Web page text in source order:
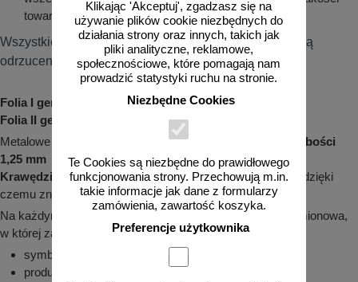
Klikając 'Akceptuj', zgadzasz się na
używanie plików cookie niezbędnych do
działania strony oraz innych, takich jak
pliki analityczne, reklamowe,
społecznościowe, które pomagają nam
prowadzić statystyki ruchu na stronie.
Niezbędne Cookies
Te Cookies są niezbędne do prawidłowego
funkcjonowania strony. Przechowują m.in.
takie informacje jak dane z formularzy
zamówienia, zawartość koszyka.
Preferencje użytkownika
towaru.
Wszystkie odstępstwa od niniejszej instrukcji powodują
odrzucenie reklamacji.
Folia I generacji (typ I) - 7 lat gwarancji!
Folia II generacji (typ II) - 10 lat gwarancji!
Metalowe znaki drogowe są wykonywane na
blasze o grubości
1,25 mm
Krawędzie
są odpowiedniozagięte, arogi zaokrąglone
, dzięki
czemu znak jestbezpieczny w montażu i użytkowaniu
Na każdym znaku znajduje się odpowiednia naklejka znamionowa,
w której zawarte są m. in. takie informacje jak:
symbol znaku, grubość blachy, wymiary
producent, data produkcji